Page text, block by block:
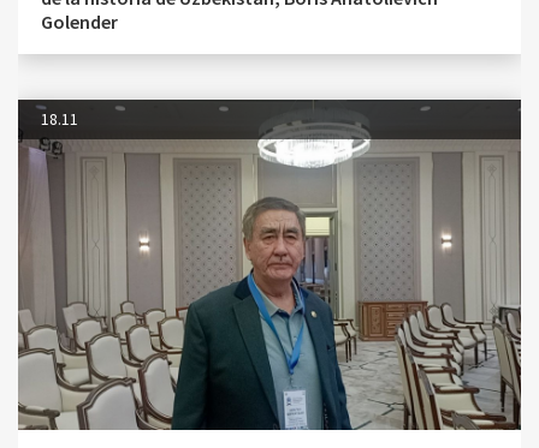
Golender
18.11